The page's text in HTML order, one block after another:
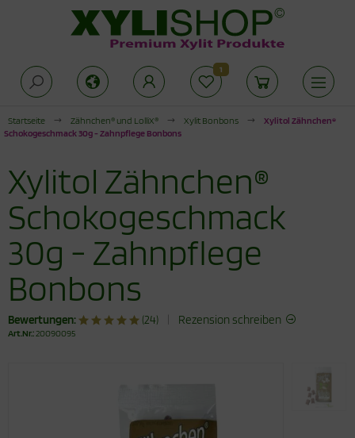
1
Startseite Zähnchen® und LolliX® Xylit Bonbons
Xylitol Zähnchen®
Schokogeschmack 30g - Zahnpflege Bonbons
Xylitol Zähnchen®
Schokogeschmack
30g - Zahnpflege
Bonbons
Bewertungen: (24) Rezension schreiben
Art.Nr.: 20090095
Alles anzeigen aus Zuckeralternativen
Pulver
mit Xylit
für die Stoffwechselkur
Alles anzeigen aus Produkte für die
Alles anzeigen aus Xylit Drogerie
Kaugummi
Zahnpasta
für Kinder